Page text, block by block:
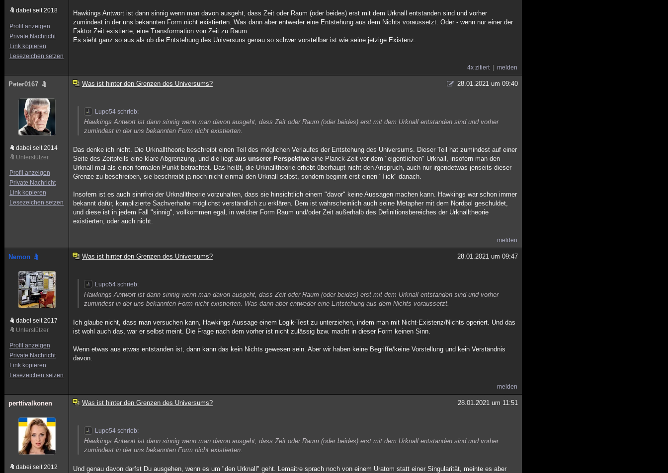
dabei seit 2018
Profil anzeigen
Private Nachricht
Link kopieren
Lesezeichen setzen
Hawkings Antwort ist dann sinnig wenn man davon ausgeht, dass Zeit oder Raum (oder beides) erst mit dem Urknall entstanden sind und vorher
zumindest in der uns bekannten Form nicht existierten. Was dann aber entweder eine Entstehung aus dem Nichts voraussetzt. Oder - wenn nur einer der
Faktor Zeit existierte, eine Transformation von Zeit zu Raum.
Es sieht ganz so aus als ob die Entstehung des Universuns genau so schwer vorstellbar ist wie seine jetzige Existenz.
4x zitiert melden
Peter0167
dabei seit 2014
Unterstützer
Profil anzeigen
Private Nachricht
Link kopieren
Lesezeichen setzen
Was ist hinter den Grenzen des Universums? 28.01.2021 um 09:40
Lupo54 schrieb:
Hawkings Antwort ist dann sinnig wenn man davon ausgeht, dass Zeit oder Raum (oder beides) erst mit dem Urknall entstanden sind und vorher
zumindest in der uns bekannten Form nicht existierten.
Das denke ich nicht. Die Urknalltheorie beschreibt einen Teil des möglichen Verlaufes der Entstehung des Universums. Dieser Teil hat zumindest auf einer
Seite des Zeitpfeils eine klare Abgrenzung, und die liegtaus unserer Perspektive eine Planck-Zeit vor dem "eigentlichen" Urknall, insofern man den
Urknall mal als einen formalen Punkt betrachtet. Das heißt, die Urknalltheorie erhebt überhaupt nicht den Anspruch, auch nur irgendetwas jenseits dieser
Grenze zu beschreiben, sie beschreibt ja noch nicht einmal den Urknall selbst, sondern beginnt erst einen "Tick" danach.
Insofern ist es auch sinnfrei der Urknalltheorie vorzuhalten, dass sie hinsichtlich einem "davor" keine Aussagen machen kann. Hawkings war schon immer
bekannt dafür, komplizierte Sachverhalte möglichst verständlich zu erklären. Dem ist wahrscheinlich auch seine Metapher mit dem Nordpol geschuldet,
und diese ist in jedem Fall "sinnig", vollkommen egal, in welcher Form Raum und/oder Zeit außerhalb des Definitionsbereiches der Urknalltheorie
existierten, oder auch nicht.
melden
Nemon
dabei seit 2017
Unterstützer
Profil anzeigen
Private Nachricht
Link kopieren
Lesezeichen setzen
Was ist hinter den Grenzen des Universums? 28.01.2021 um 09:47
Lupo54 schrieb:
Hawkings Antwort ist dann sinnig wenn man davon ausgeht, dass Zeit oder Raum (oder beides) erst mit dem Urknall entstanden sind und vorher
zumindest in der uns bekannten Form nicht existierten. Was dann aber entweder eine Entstehung aus dem Nichts voraussetzt.
Ich glaube nicht, dass man versuchen kann, Hawkings Aussage einem Logik-Test zu unterziehen, indem man mit Nicht-Existenz/Nichts operiert. Und das
ist wohl auch das, war er selbst meint. Die Frage nach dem vorher ist nicht zulässig bzw. macht in dieser Form keinen Sinn.
Wenn etwas aus etwas entstanden ist, dann kann das kein Nichts gewesen sein. Aber wir haben keine Begriffe/keine Vorstellung und kein Verständnis
davon.
melden
perttivalkonen
dabei seit 2012
Was ist hinter den Grenzen des Universums? 28.01.2021 um 11:51
Lupo54 schrieb:
Hawkings Antwort ist dann sinnig wenn man davon ausgeht, dass Zeit oder Raum (oder beides) erst mit dem Urknall entstanden sind und vorher
zumindest in der uns bekannten Form nicht existierten.
Und genau davon darfst Du ausgehen, wenn es um "den Urknall" geht. Lemaitre sprach noch von einem Uratom statt einer Singularität, meinte es aber